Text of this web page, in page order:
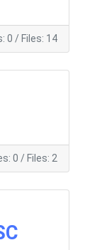
0 / Files: 14
0 / Files: 2